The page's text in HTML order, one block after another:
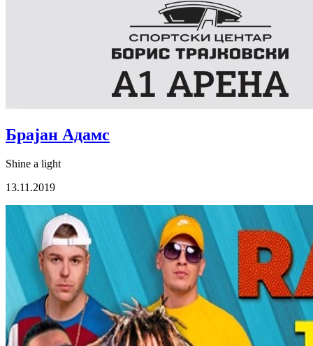
Брајан Адамс
Shine a light
13.11.2019